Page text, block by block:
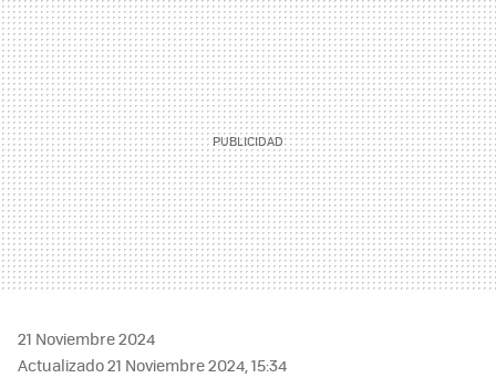
MAIL
21 Noviembre 2024
Actualizado 21 Noviembre 2024, 15:34